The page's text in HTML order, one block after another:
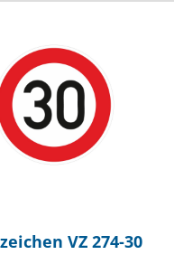
VZ 274-30